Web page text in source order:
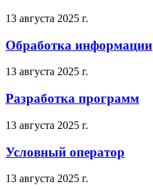
13 августа 2025 г.
Обработка информации
13 августа 2025 г.
Разработка программ
13 августа 2025 г.
Условный оператор
13 августа 2025 г.